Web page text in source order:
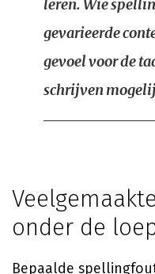
leren. Wie
gevarieerde
gevoel voor de
schrijven
onder de
Bepaalde